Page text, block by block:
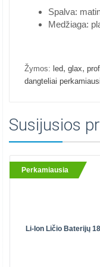
Spalva:
Medžiaga:
Žymos: led, glax,
dangteliai
Susijusios
Perkamiausia
Li-Ion Ličio Baterijų